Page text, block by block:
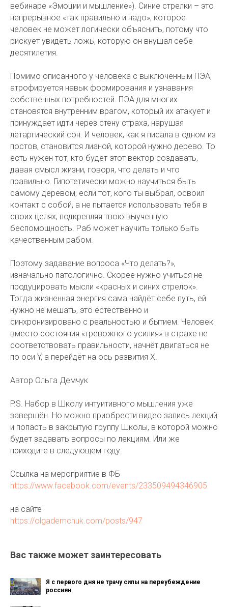
вебинаре «Эмоции и мышление»). Синие стрелки – это
непрерывное «так правильно и надо», которое
человек не может логически объяснить, потому что
рискует увидеть ложь, которую он внушал себе
десятилетия.
Помимо описанного у человека с выключенным ПЭА,
атрофируется навык формирования и узнавания
собственных потребностей. ПЭА для многих
становятся внутренним врагом, который их атакует и
принуждает идти через стену страха, нарушая
летаргический сон. И человек, как я писала в одном из
постов, становится лианой, которой нужно дерево. То
есть нужен тот, кто будет этот вектор создавать,
давая смысл жизни, говоря, что делать и что
правильно. Гипотетически можно научиться быть
самому деревом, если тот, кого ты выбрал, освоил
контакт с собой, а не пытается использовать тебя в
своих целях, подкрепляя твою выученную
беспомощность. Раб может научить только быть
качественным рабом.
Поэтому задавание вопроса «Что делать?»,
изначально патологично. Скорее нужно учиться не
продуцировать мысли «красных и синих стрелок».
Тогда жизненная энергия сама найдёт себе путь, ей
нужно не мешать, это естественно и
синхронизировано с реальностью и бытием. Человек
вместо состояния «тревожного усилия» в страхе не
соответствовать правильности, начнёт двигаться не
по оси Y, а перейдёт на ось развития Х.
Автор Ольга Демчук
P.S. Набор в Школу интуитивного мышления уже
завершён. Но можно приобрести видео запись лекций
и попасть в закрытую группу Школы, в которой можно
будет задавать вопросы по лекциям. Или же
приходите в следующем году.
Ссылка на мероприятие в ФБ
https://www.facebook.com/events/233509494346905
на сайте
https://olgademchuk.com/posts/947
Вас также может заинтересовать
Я с первого дня не трачу силы на переубеждение
россиян